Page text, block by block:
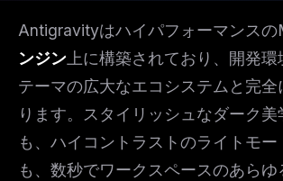
Antigravityはハイパフォーマンスの
ンジン上に構築されており、開発環
テーマの広大なエコシステムと完全
ります。スタイリッシュなダーク
も、ハイコントラストのライトモ
も、数秒でワークスペースのあらゆ